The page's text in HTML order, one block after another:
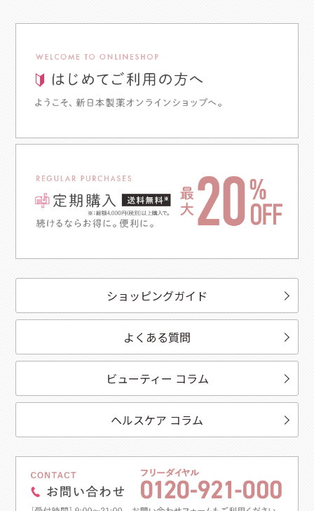
ショッピングガイド
よくある質問
ビューティー コラム
ヘルスケア コラム